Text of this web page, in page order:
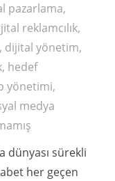
pazarlama,
reklamcılık,
, dijital yönetim,
, hedef
yönetimi,
medya
dünyası sürekli
her geçen